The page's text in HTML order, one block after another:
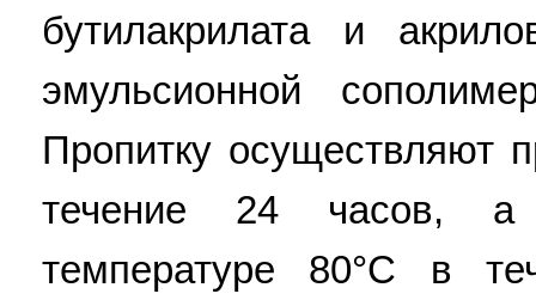
бутилакрилата и
эмульсионной
Пропитку осуществляют
течение 24 часов, а
температуре 80°С в